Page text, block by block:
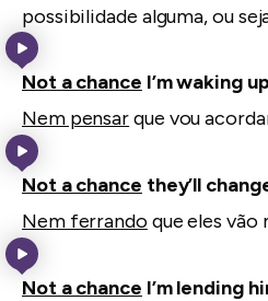
possibilidade alguma, ou
Not a chance I’m waking
Nem pensarque vou
Not a chance they’ll
Nem ferrandoque eles vão
Not a chance I’m lending